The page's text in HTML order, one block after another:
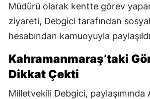
Müdürü olarak kentte görev yapan
ziyareti, Debgici tarafından
hesabından kamuoyuyla
Kahramanmaraş’taki
Dikkat Çekti
Milletvekili Debgici, paylaşımında